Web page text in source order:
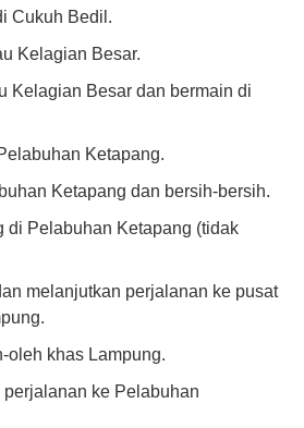
Cukuh Bedil.
Kelagian Besar.
Kelagian Besar dan bermain di
Ketapang.
Ketapang dan bersih-bersih.
di Pelabuhan Ketapang (tidak
melanjutkan perjalanan ke pusat
oleh khas Lampung.
ke Pelabuhan